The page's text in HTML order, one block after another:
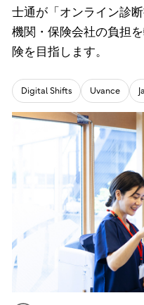
士通が「オンライン診
機関・保険会社の負担
険を目指します。
Digital Shifts Uvance